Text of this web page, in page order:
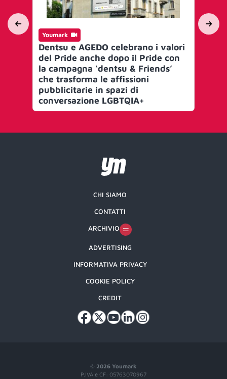
Youmark
Dentsu e AGEDO celebrano i valori
del Pride anche dopo il Pride con
la campagna ‘dentsu & Friends’
che trasforma le affissioni
pubblicitarie in spazi di
conversazione LGBTQIA+
© 2026 Youmark
P.IVA e CF: 05763070967
CHI SIAMO
CONTATTI
ARCHIVIO
ADVERTISING
INFORMATIVA PRIVACY
COOKIE POLICY
CREDIT